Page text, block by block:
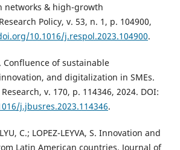
networks & high-growth
Policy, v. 53, n. 1, p. 104900,
10.1016/j.respol.2023.104900.
Confluence of sustainable
and digitalization in SMEs.
v. 170, p. 114346, 2024. DOI:
j.jbusres.2023.114346.
C.; LOPEZ-LEYVA, S. Innovation and
Latin American countries. Journal of